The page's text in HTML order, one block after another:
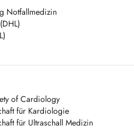
care.findelmedic.lu/dr-paschalis-
in Germany and founding
https://
59 59
au Findel. Parcours de
Notfallmedizin
of Cardiology
für Kardiologie
für Ultraschall Medizin